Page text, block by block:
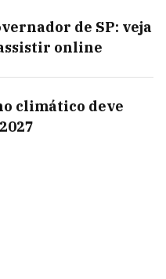
de SP: veja
online
climático deve